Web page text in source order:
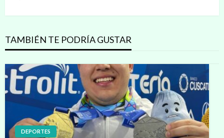
TAMBIÉN TE PODRÍA GUSTAR
DEPORTES